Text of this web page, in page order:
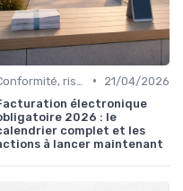
•
21/04/2026
électronique
2026 : le
complet et les
à lancer maintenant